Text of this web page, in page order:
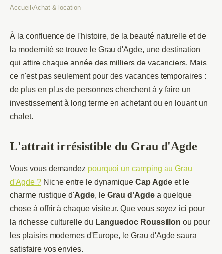
Accueil ›Achat & location
À la confluence de l'histoire, de la beauté naturelle et de
la modernité se trouve le Grau d'Agde, une destination
qui attire chaque année des milliers de vacanciers. Mais
ce n'est pas seulement pour des vacances temporaires :
de plus en plus de personnes cherchent à y faire un
investissement à long terme en achetant ou en louant un
chalet.
L'attrait irrésistible du Grau d'Agde
Vous vous demandez pourquoi un camping au Grau
d'Agde ? Niche entre le dynamique Cap Agde et le
charme rustique d'Agde, le Grau d’Agde a quelque
chose à offrir à chaque visiteur. Que vous soyez ici pour
la richesse culturelle du Languedoc Roussillon ou pour
les plaisirs modernes d'Europe, le Grau d'Agde saura
satisfaire vos envies.